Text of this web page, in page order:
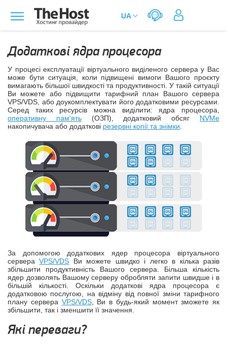
Додаткові ядра процесора
У процесі експлуатації віртуального виділеного сервера у Вас
може бути ситуація, коли підвищені вимоги Вашого проєкту
вимагають більшої швидкості та продуктивності. У такій ситуації
Ви можете або підвищити тарифний план Вашого сервера
VPS/VDS, або доукомплектувати його додатковими ресурсами.
Серед таких ресурсів можна виділити: ядра процесора,
оперативну пам'ять(ОЗП), додатковий обсяг NVMe
накопичувача або додаткові резервні копії та знімки
За допомогою додаткових ядер процесора віртуального
сервераVPS/VDS Ви можете швидко і легко в кілька разів
збільшити продуктивність Вашого сервера. Більша кількість
ядер дозволять Вашому серверу обробляти запити швидше і в
більшій кількості. Оскільки додаткові ядра процесора є
додатковою послугою, на відміну від повної зміни тарифного
плану сервера VPS/VDS, Ви в будь-який момент зможете як
збільшити, так і зменшити її значення.
Які переваги?